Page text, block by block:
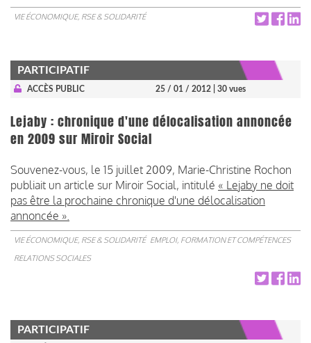
VIE ÉCONOMIQUE, RSE & SOLIDARITÉ
PARTICIPATIF
ACCÈS PUBLIC 25 / 01 / 2012 | 30 vues
Lejaby : chronique d'une délocalisation annoncée
en 2009 sur Miroir Social
Souvenez-vous, le 15 juillet 2009, Marie-Christine Rochon
publiait un article sur Miroir Social, intitulé « Lejaby ne doit
pas être la prochaine chronique d'une délocalisation
annoncée ».
VIE ÉCONOMIQUE, RSE & SOLIDARITÉ EMPLOI, FORMATION ET COMPÉTENCES
RELATIONS SOCIALES
PARTICIPATIF